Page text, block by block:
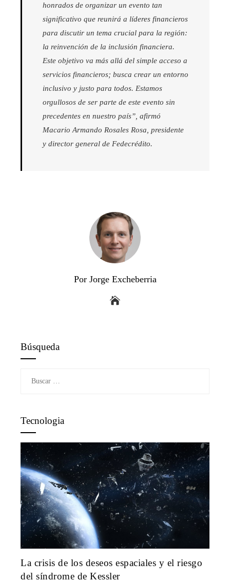
honrados de organizar un evento tan
significativo que reunirá a líderes financieros
para discutir un tema crucial para la región:
la reinvención de la inclusión financiera.
Este objetivo va más allá del simple acceso a
servicios financieros; busca crear un entorno
inclusivo y justo para todos. Estamos
orgullosos de ser parte de este evento sin
precedentes en nuestro país”, afirmó
Macario Armando Rosales Rosa, presidente
y director general de Fedecrédito.
Por Jorge Excheberria
Búsqueda
Tecnologia
La crisis de los deseos espaciales y el riesgo
del síndrome de Kessler